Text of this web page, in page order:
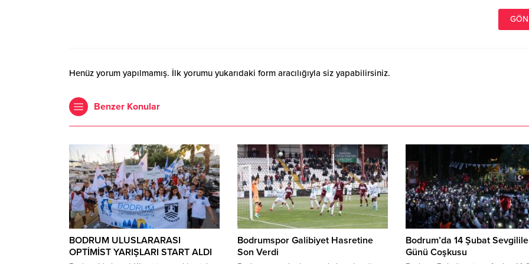
Henüz yorum yapılmamış. İlk yorumu yukarıdaki form aracılığıyla siz yapabilirsiniz.
Benzer Konular
BODRUM ULUSLARARASI
OPTİMİST YARIŞLARI START ALDI
Bodrumspor Galibiyet Hasretine
Son Verdi
Bodrum’da 14 Şubat
Günü Coşkusu